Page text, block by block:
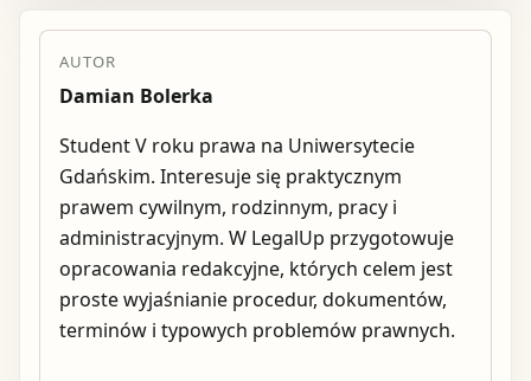
AUTOR
Damian Bolerka
Student V roku prawa na Uniwersytecie
Gdańskim. Interesuje się praktycznym
prawem cywilnym, rodzinnym, pracy i
administracyjnym. W LegalUp przygotowuje
opracowania redakcyjne, których celem jest
proste wyjaśnianie procedur, dokumentów,
terminów i typowych problemów prawnych.